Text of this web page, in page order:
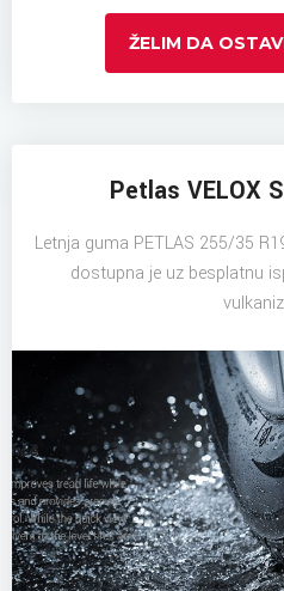
ŽELIM DA
Petlas VELOX
Letnja guma PETLAS 255/35
dostupna je uz besplatnu